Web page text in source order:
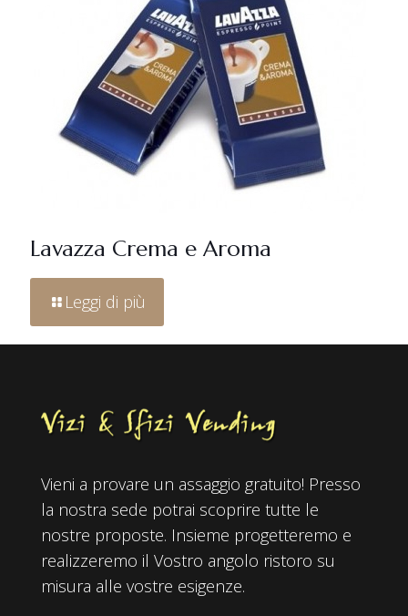
Lavazza Crema e Aroma
Leggi di più
Vieni a provare un assaggio gratuito! Presso
la nostra sede potrai scoprire tutte le
nostre proposte. Insieme progetteremo e
realizzeremo il Vostro angolo ristoro su
misura alle vostre esigenze.